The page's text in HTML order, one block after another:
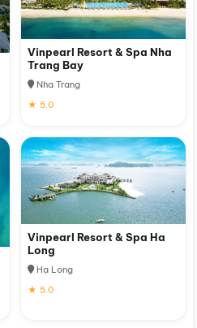
Vinpearl Resort & Spa Nha
Trang Bay
Nha Trang
★ 5.0
Vinpearl Resort & Spa Ha
Long
Hạ Long
★ 5.0